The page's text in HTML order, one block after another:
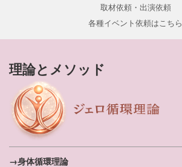
取材依頼・出演依頼
各種イベント依頼はこちら
理論とメソッド
→身体循環理論